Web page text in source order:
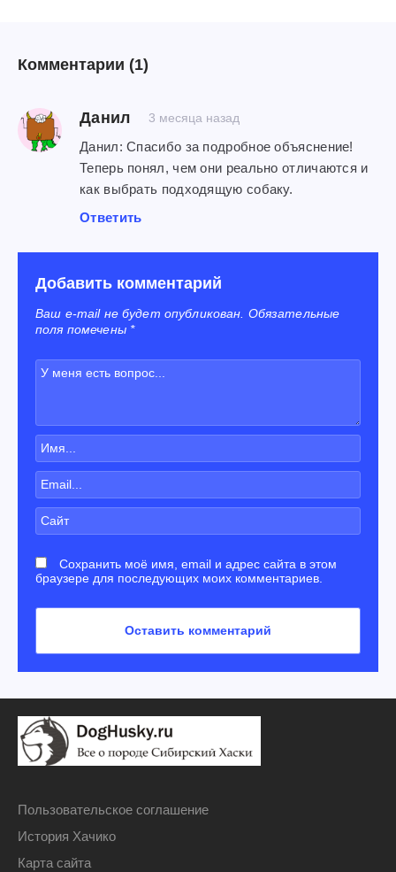
Комментарии (1)
Данил 3 месяца назад
Данил: Спасибо за подробное объяснение!
Теперь понял, чем они реально отличаются и
как выбрать подходящую собаку.
Ответить
Добавить комментарий
Ваш e-mail не будет опубликован. Обязательные
поля помечены *
Сохранить моё имя, email и адрес сайта в этом
браузере для последующих моих комментариев.
Пользовательское соглашение
История Хачико
Карта сайта